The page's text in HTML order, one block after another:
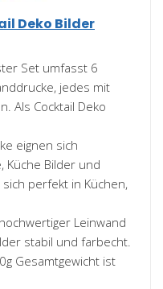
Deko Bilder
Set umfasst 6
jedes mit
Als Cocktail Deko
eignen sich
Küche Bilder und
perfekt in Küchen,
Leinwand
stabil und farbecht.
Gesamtgewicht ist